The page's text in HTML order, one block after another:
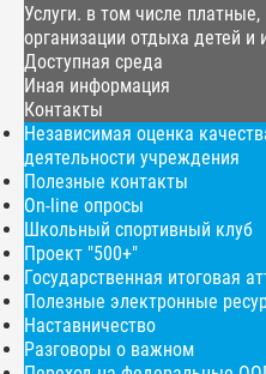
Услуги. в том числе
организации отдыха детей и
Доступная среда
Иная информация
Контакты
Независимая оценка
деятельности учреждения
Полезные контакты
On-line опросы
Школьный спортивный клуб
Проект "500+"
Государственная итоговая
Полезные электронные
Наставничество
Разговоры о важном